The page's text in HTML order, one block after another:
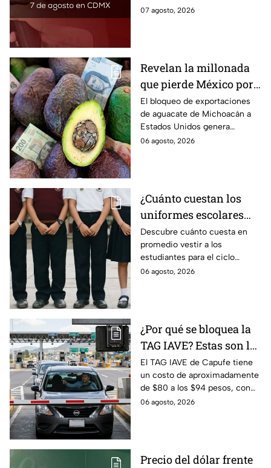
encontrarla más barata este
07 agosto, 2026
Revelan la millonada
que pierde México por
el bloqueo de Estados
Unidos al aguate de
Michoacán
El bloqueo de exportaciones
de aguacate de Michoacán a
Estados Unidos genera
pérdidas millonarias.
06 agosto, 2026
¿Cuánto cuestan los
uniformes escolares
para el regreso a clases
2026, según su grado?
Descubre cuánto cuesta en
promedio vestir a los
estudiantes para el ciclo
escolar 2026-2027 y consejos
06 agosto, 2026
¿Por qué se bloquea la
TAG IAVE? Estas son las
razones por las que no
pasa en la caseta
El TAG IAVE de Capufe tiene
un costo de aproximadamente
de $80 a los $94 pesos, con
IVA incluido; te compartimos
06 agosto, 2026
Precio del dólar frente